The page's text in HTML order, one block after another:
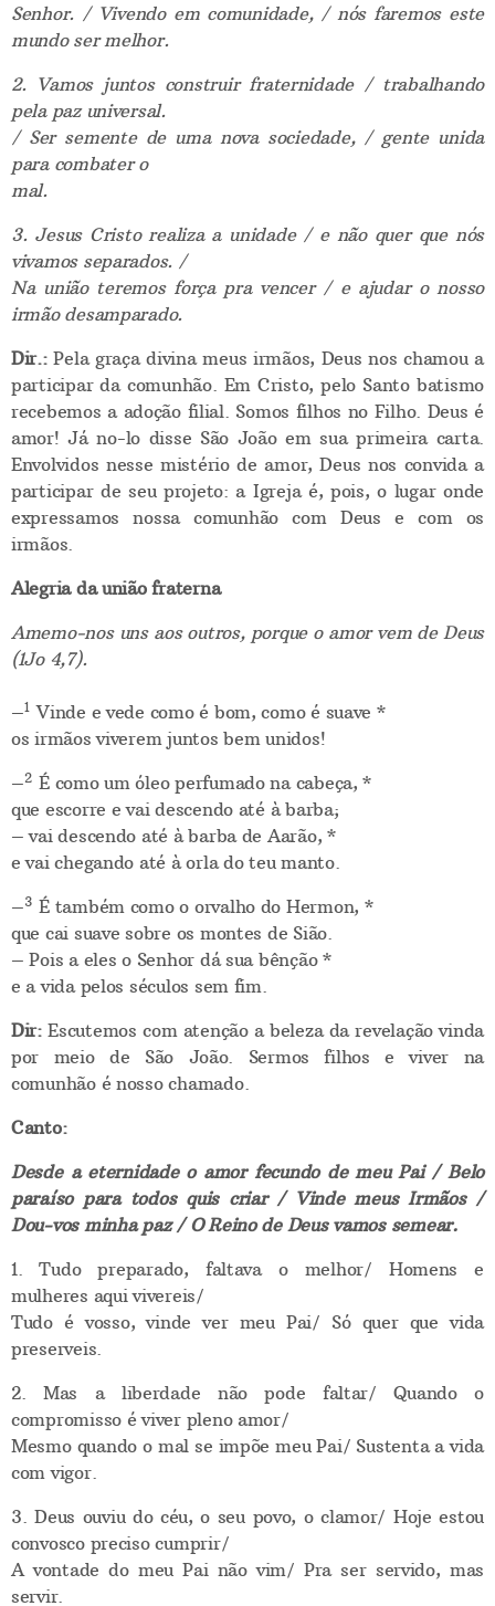
Senhor. / Vivendo em comunidade, / nós faremos este
mundo ser melhor.
2. Vamos juntos construir fraternidade / trabalhando
pela paz universal.
/ Ser semente de uma nova sociedade, / gente unida
para combater o
mal.
3. Jesus Cristo realiza a unidade / e não quer que nós
vivamos separados. /
Na união teremos força pra vencer / e ajudar o nosso
irmão desamparado.
Dir.:Pela graça divina meus irmãos, Deus nos chamou a
participar da comunhão. Em Cristo, pelo Santo batismo
recebemos a adoção filial. Somos filhos no Filho. Deus é
amor! Já no-lo disse São João em sua primeira carta.
Envolvidos nesse mistério de amor, Deus nos convida a
participar de seu projeto: a Igreja é, pois, o lugar onde
expressamos nossa comunhão com Deus e com os
irmãos.
Alegria da união fraterna
Amemo-nos uns aos outros, porque o amor vem de Deus
(1Jo 4,7).
–1Vinde e vede como é bom, como é suave *
os irmãos viverem juntos bem unidos!
–2É como um óleo perfumado na cabeça, *
que escorre e vai descendo até à barba;
– vai descendo até à barba de Aarão, *
e vai chegando até à orla do teu manto.
–3É também como o orvalho do Hermon, *
que cai suave sobre os montes de Sião.
– Pois a eles o Senhor dá sua bênção *
e a vida pelos séculos sem fim.
Dir:Escutemos com atenção a beleza da revelação vinda
por meio de São João. Sermos filhos e viver na
comunhão é nosso chamado.
Canto:
Desde a eternidade o amor fecundo de meu Pai / Belo
paraíso para todos quis criar / Vinde meus Irmãos /
Dou-vos minha paz / O Reino de Deus vamos semear.
1. Tudo preparado, faltava o melhor/ Homens e
mulheres aqui vivereis/
Tudo é vosso, vinde ver meu Pai/ Só quer que vida
preserveis.
2. Mas a liberdade não pode faltar/ Quando o
compromisso é viver pleno amor/
Mesmo quando o mal se impõe meu Pai/ Sustenta a vida
com vigor.
3. Deus ouviu do céu, o seu povo, o clamor/ Hoje estou
convosco preciso cumprir/
A vontade do meu Pai não vim/ Pra ser servido, mas
servir.